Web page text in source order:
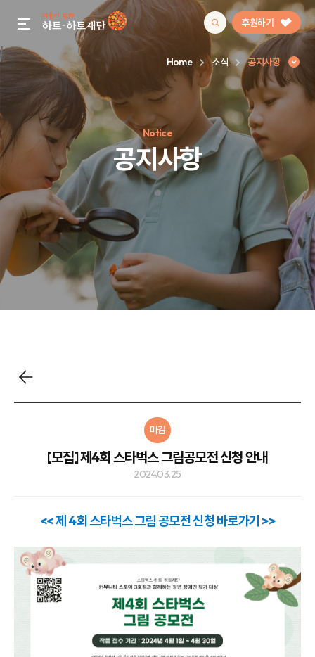
gnb menu open 후원하기
인기 키워드
#정기후원#하트플레이스#캠페인#팬덤후원
Home 소식 공지사항
Notice
공지사항
마감
[모집] 제4회 스타벅스 그림공모전 신청 안내
2024.03.25
<< 제 4회 스타벅스 그림 공모전 신청 바로가기 >>